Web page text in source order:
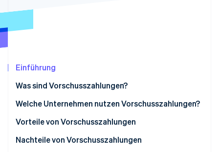
Identity
Online-Identitätsprüfung
Erfahren Sie, wie Stripe Lösungen für die
Einführung
Was sind Vorschusszahlungen?
Welche Unternehmen nutzen Vorschusszahlungen?
Vorteile von Vorschusszahlungen
Nachteile von Vorschusszahlungen